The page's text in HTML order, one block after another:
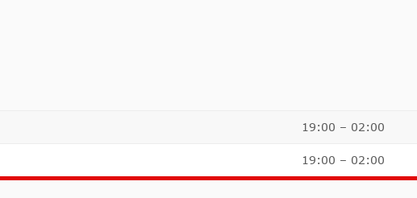
19:00 – 02:00
19:00 – 02:00